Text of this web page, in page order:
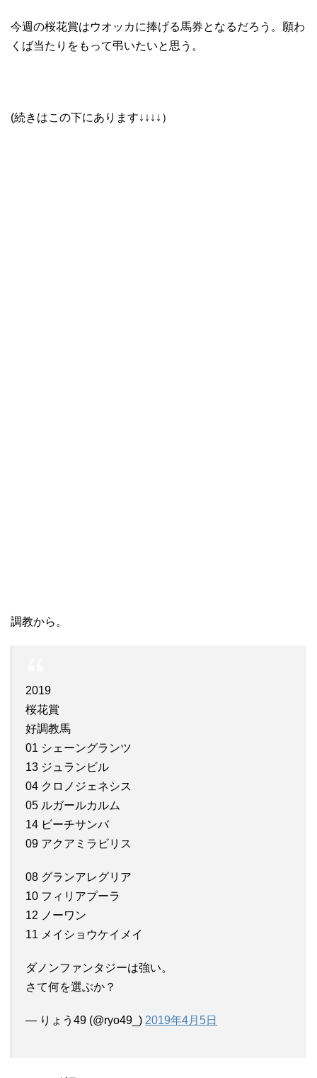
今週の桜花賞はウオッカに捧げる馬券となるだろう。願わ
くば当たりをもって弔いたいと思う。
(続きはこの下にあります↓↓↓↓）
調教から。
2019
桜花賞
好調教馬
01 シェーングランツ
13 ジュランビル
04 クロノジェネシス
05 ルガールカルム
14 ビーチサンバ
09 アクアミラビリス
08 グランアレグリア
10 フィリアプーラ
12 ノーワン
11 メイショウケイメイ
ダノンファンタジーは強い。
さて何を選ぶか？
— りょう49 (@ryo49_) 2019年4月5日